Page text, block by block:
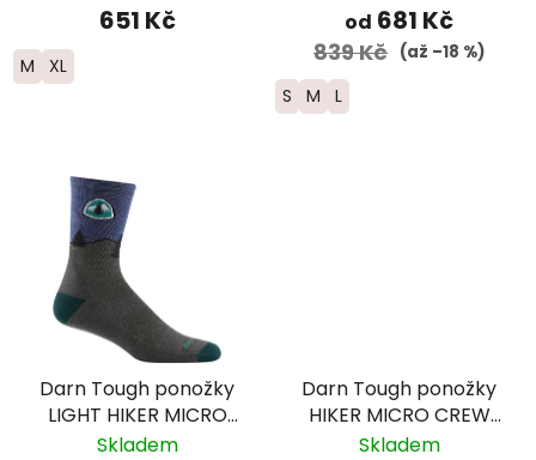
651 Kč
M XL
od 681 Kč
839 Kč (až –18 %)
S M L
Darn Tough ponožky
LIGHT HIKER MICRO
CREW Lightweight
Skladem
Darn Tough ponožky
HIKER MICRO CREW
Midweight Merino -
Skladem